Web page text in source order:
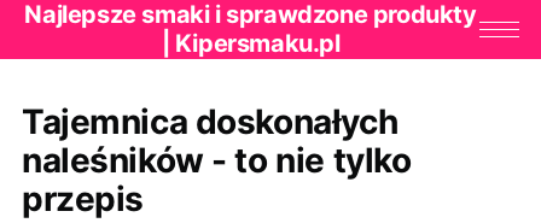
Najlepsze smaki i sprawdzone produkty
| Kipersmaku.pl
Tajemnica doskonałych
naleśników - to nie tylko
przepis